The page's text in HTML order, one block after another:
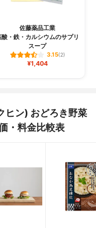
佐藤薬品工業
酸・鉄・カルシウムのサプリ
スープ
3.15(2)
¥1,404
ヒン) おどろき野菜
・料金比較表